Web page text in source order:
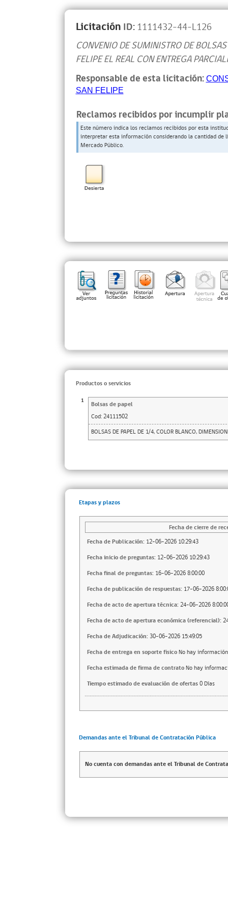
Licitación ID:1111432-44-L126
CONVENIO DE SUMINISTRO DE
FELIPE EL REAL CON ENTREGA
Responsable de esta licitación:
SAN FELIPE
Reclamos recibidos por incumplir
Este número indica los reclamos recibidos por esta
interpretar esta información considerando la cantidad
Mercado Público.
Productos o servicios
1
Bolsas de papel
Cod: 24111502
BOLSAS DE PAPEL DE 1/4, COLOR BLANCO,
Etapas y plazos
Fecha de cierre de
Fecha de Publicación: 12-06-2026 10:29:43
Fecha inicio de preguntas: 12-06-2026 10:29:43
Fecha final de preguntas: 16-06-2026 8:00:00
Fecha de publicación de respuestas: 17-06-2026
Fecha de acto de apertura técnica: 24-06-2026
Fecha de acto de apertura económica (referencial):
Fecha de Adjudicación: 30-06-2026 15:49:05
Fecha de entrega en soporte fisicoNo hay información
Fecha estimada de firma de contratoNo hay
Tiempo estimado de evaluación de ofertas0 Días
Demandas ante el Tribunal de Contratación Pública
No cuenta con demandas ante el Tribunal de